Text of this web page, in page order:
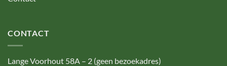
CONTACT
Lange Voorhout 58A – 2 (geen bezoekadres)